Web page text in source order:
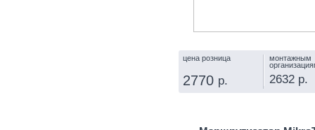
цена розница
2770 р.
монтажным
2632 р.